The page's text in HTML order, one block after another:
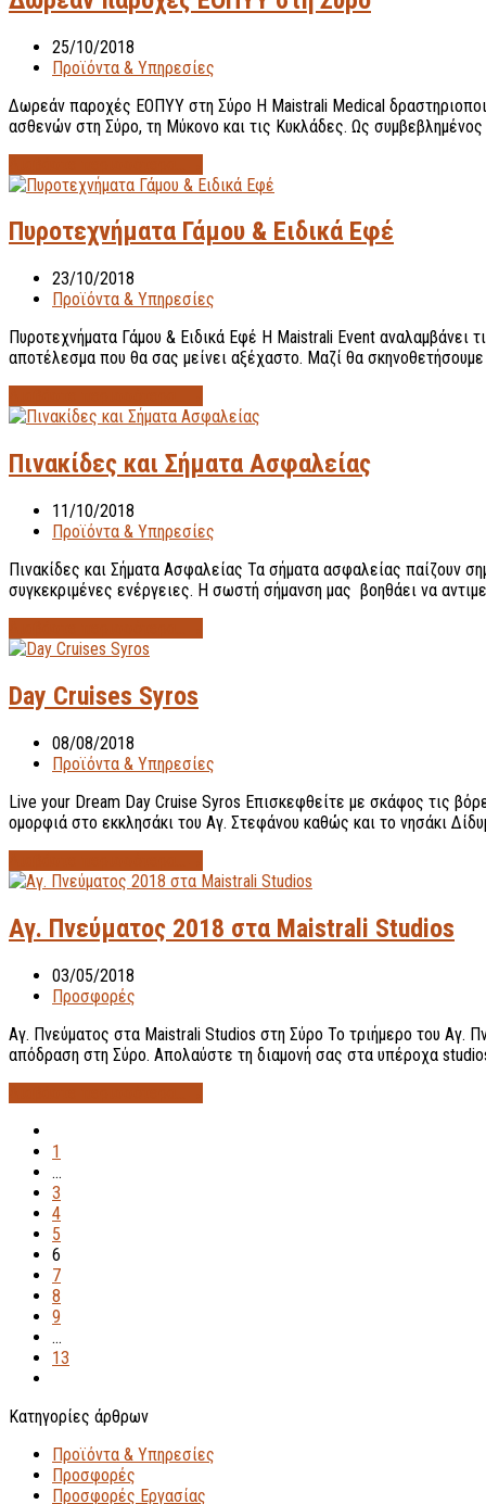
25/10/2018
Προϊόντα & Υπηρεσίες
Δωρεάν παροχές ΕΟΠΥΥ στη Σύρο Η Maistrali Medical
ασθενών στη Σύρο, τη Μύκονο και τις Κυκλάδες. Ως
Πυροτεχνήματα Γάμου & Ειδικά Εφέ
23/10/2018
Προϊόντα & Υπηρεσίες
Πυροτεχνήματα Γάμου & Ειδικά Εφέ Η Maistrali Event αναλαμβάνει
αποτέλεσμα που θα σας μείνει αξέχαστο. Μαζί θα
Πινακίδες και Σήματα Ασφαλείας
11/10/2018
Προϊόντα & Υπηρεσίες
Πινακίδες και Σήματα Ασφαλείας Τα σήματα ασφαλείας παίζουν
συγκεκριμένες ενέργειες. Η σωστή σήμανση μας βοηθάει να
Day Cruises Syros
08/08/2018
Προϊόντα & Υπηρεσίες
Live your Dream Day Cruise Syros Επισκεφθείτε με σκάφος τις
ομορφιά στο εκκλησάκι του Αγ. Στεφάνου καθώς και το νησάκι
Αγ. Πνεύματος 2018 στα Maistrali Studios
03/05/2018
Προσφορές
Αγ. Πνεύματος στα Maistrali Studios στη Σύρο Το τριήμερο του Αγ.
απόδραση στη Σύρο. Απολαύστε τη διαμονή σας στα υπέροχα
1
…
3
4
5
6
7
8
9
…
13
Κατηγορίες άρθρων
Προϊόντα & Υπηρεσίες
Προσφορές
Προσφορές Εργασίας